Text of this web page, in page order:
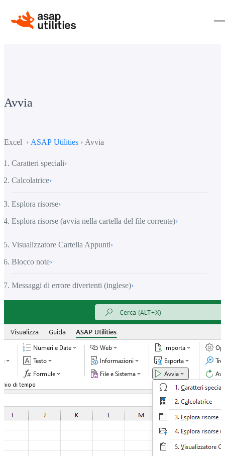
Avvia
Excel › ASAP Utilities › Avvia
Caratteri speciali›
Calcolatrice›
Esplora risorse›
Esplora risorse (avvia nella cartella del file corrente)›
Visualizzatore Cartella Appunti›
Blocco note›
Messaggi di errore divertenti (inglese)›